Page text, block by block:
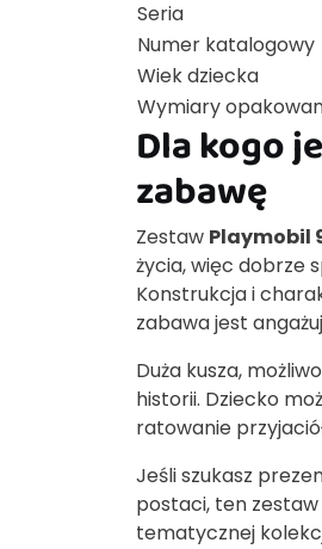
Seria
Numer katalogowy
Wiek dziecka
Wymiary
Dla kogo
zabawę
Zestaw Playmobil
życia, więc dobrze
Konstrukcja i
zabawa jest
Duża kusza,
historii. Dziecko
ratowanie
Jeśli szukasz
postaci, ten
tematycznej